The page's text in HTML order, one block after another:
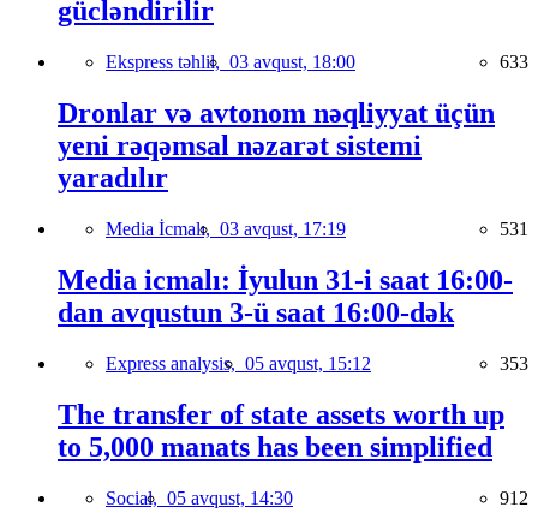
gücləndirilir
Ekspress təhlil, 03 avqust, 18:00 633
Dronlar və avtonom nəqliyyat üçün
yeni rəqəmsal nəzarət sistemi
yaradılır
Media İcmalı, 03 avqust, 17:19 531
Media icmalı: İyulun 31-i saat 16:00-
dan avqustun 3-ü saat 16:00-dək
Express analysis, 05 avqust, 15:12 353
The transfer of state assets worth up
to 5,000 manats has been simplified
Social, 05 avqust, 14:30 912